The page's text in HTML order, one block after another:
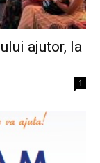
ajutor, la
1